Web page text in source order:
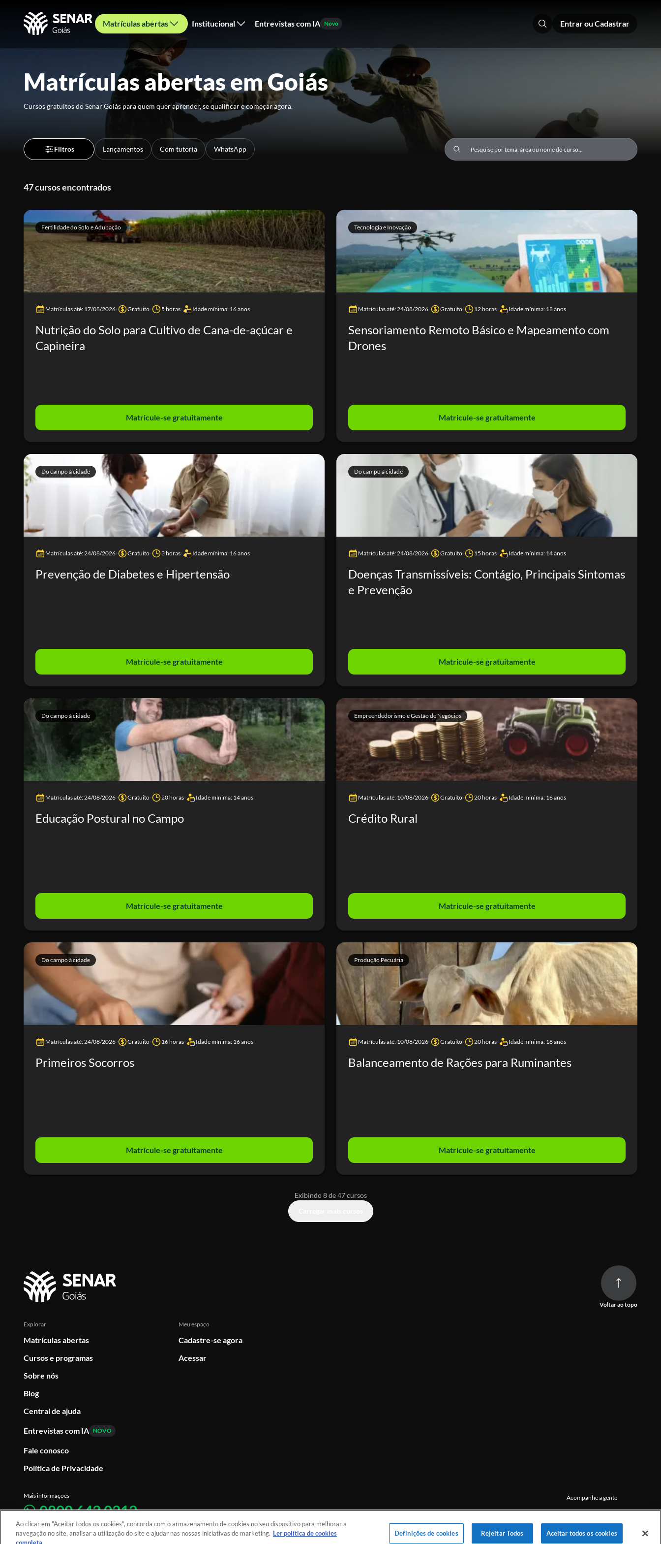
Matrículas abertas Institucional Entrevistas com IA Novo Entrar ou Cadastrar
Matrículas abertas em Goiás
Cursos gratuitos do Senar Goiás para quem quer aprender, se qualificar e começar agora.
Filtros Lançamentos Com tutoria WhatsApp Pesquisar cursos e programas
47 cursos encontrados
Fertilidade do Solo e Adubação
Matrículas até: 17/08/2026 Gratuito 5 horas Idade mínima: 16 anos
Nutrição do Solo para Cultivo de Cana-de-açúcar e
Capineira
Matricule-se gratuitamente
Tecnologia e Inovação
Matrículas até: 24/08/2026 Gratuito 12 horas Idade mínima: 18 anos
Sensoriamento Remoto Básico e Mapeamento com
Drones
Matricule-se gratuitamente
Do campo à cidade
Matrículas até: 24/08/2026 Gratuito 3 horas Idade mínima: 16 anos
Prevenção de Diabetes e Hipertensão
Matricule-se gratuitamente
Do campo à cidade
Matrículas até: 24/08/2026 Gratuito 15 horas Idade mínima: 14 anos
Doenças Transmissíveis: Contágio, Principais Sintomas
e Prevenção
Matricule-se gratuitamente
Do campo à cidade
Matrículas até: 24/08/2026 Gratuito 20 horas Idade mínima: 14 anos
Educação Postural no Campo
Matricule-se gratuitamente
Empreendedorismo e Gestão de Negócios
Matrículas até: 10/08/2026 Gratuito 20 horas Idade mínima: 16 anos
Crédito Rural
Matricule-se gratuitamente
Do campo à cidade
Matrículas até: 24/08/2026 Gratuito 16 horas Idade mínima: 16 anos
Primeiros Socorros
Matricule-se gratuitamente
Produção Pecuária
Matrículas até: 10/08/2026 Gratuito 20 horas Idade mínima: 18 anos
Balanceamento de Rações para Ruminantes
Matricule-se gratuitamente
Exibindo 8 de 47 cursos
Voltar ao topo
Explorar
Matrículas abertas
Cursos e programas
Sobre nós
Blog
Central de ajuda
Entrevistas com IA NOVO
Fale conosco
Política de Privacidade
Meu espaço
Cadastre-se agora
Acessar
Mais informações
0800 642 0212
Atendimento: De segunda a sexta-feira, atendimento das 08 às 18, no horário de Brasília.
Acompanhe a gente
Ao clicar em "Aceitar todos os cookies", concorda com o armazenamento de cookies no seu dispositivo para melhorar a
navegação no site, analisar a utilização do site e ajudar nas nossas iniciativas de marketing. Ler política de cookies
Definições de cookies Rejeitar Todos Aceitar todos os cookies